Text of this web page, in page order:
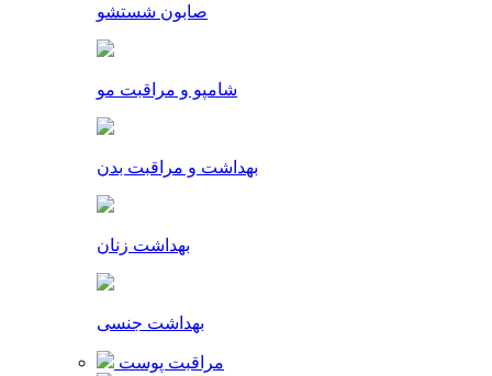
صابون شستشو
شامپو و مراقبت مو
بهداشت و مراقبت بدن
بهداشت زنان
بهداشت جنسی
مراقبت پوست